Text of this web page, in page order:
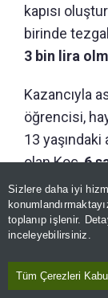
Sizlere daha iyi
toplanıp işlenir.
inceleyebilirsiniz.
Tüm Çerezleri
kapısı
birinde
3 bin lira
Kazancıyla
öğrencisi,
13 yaşındaki
olan Koç,6